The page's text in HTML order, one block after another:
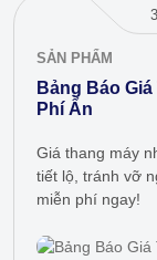
SẢN PHẨM
Bảng Báo
Phí Ẩn
Giá thang máy
tiết lộ, tránh vỡ
miễn phí ngay!